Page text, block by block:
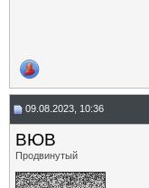
09.08.2023, 10:36
ВЮВ
Продвинутый